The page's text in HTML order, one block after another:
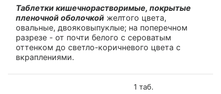
Таблетки кишечнорастворимые, покрытые
пленочной оболочкой желтого цвета,
овальные, двояковыпуклые; на поперечном
разрезе - от почти белого с сероватым
оттенком до светло-коричневого цвета с
вкраплениями.
1 таб.